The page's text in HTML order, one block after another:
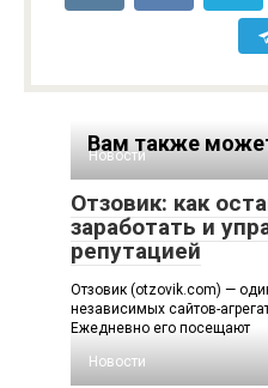
Вам также
Новости
Отзовик: как
заработать и
репутацией
Отзовик (otzovik.com) —
независимых сайтов-
Ежедневно его посещают
Новости